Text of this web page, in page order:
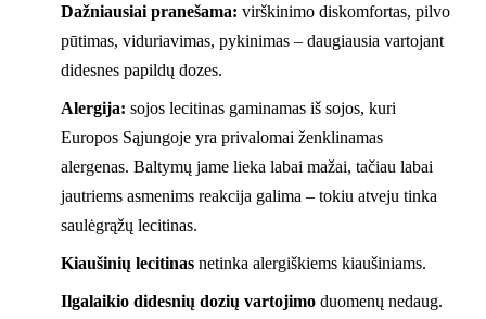
Dažniausiai pranešama: virškinimo diskomfortas, pilvo
pūtimas, viduriavimas, pykinimas – daugiausia vartojant
didesnes papildų dozes.
Alergija: sojos lecitinas gaminamas iš sojos, kuri
Europos Sąjungoje yra privalomai ženklinamas
alergenas. Baltymų jame lieka labai mažai, tačiau labai
jautriems asmenims reakcija galima – tokiu atveju tinka
saulėgrąžų lecitinas.
Kiaušinių lecitinas netinka alergiškiems kiaušiniams.
Ilgalaikio didesnių dozių vartojimo duomenų nedaug.